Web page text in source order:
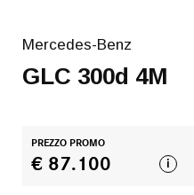
Mercedes-Benz
GLC 300d 4M
PREZZO PROMO
€ 87.100 i